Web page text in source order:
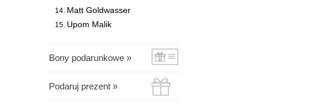
Matt Goldwasser
Upom Malik
Bony podarunkowe »
Podaruj prezent »